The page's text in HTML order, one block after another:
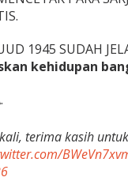
1945 SUDAH
kehidupan
terima kasih